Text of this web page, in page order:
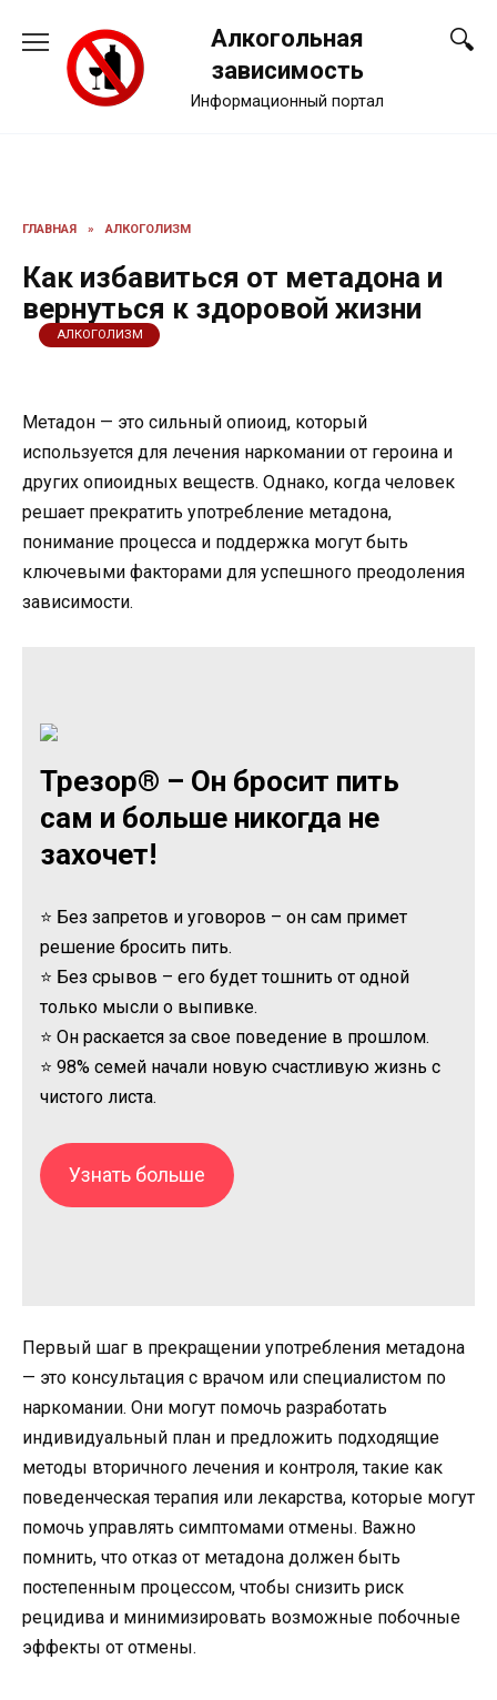
содержанию
Алкогольная
зависимость
Информационный портал
ГЛАВНАЯ » АЛКОГОЛИЗМ
Как избавиться от метадона и
вернуться к здоровой жизни
АЛКОГОЛИЗМ
Метадон — это сильный опиоид, который
используется для лечения наркомании от героина и
других опиоидных веществ. Однако, когда человек
решает прекратить употребление метадона,
понимание процесса и поддержка могут быть
ключевыми факторами для успешного преодоления
зависимости.
Трезор® – Он бросит пить
сам и больше никогда не
захочет!
⭐ Без запретов и уговоров – он сам примет
решение бросить пить.
⭐ Без срывов – его будет тошнить от одной
только мысли о выпивке.
⭐ Он раскается за свое поведение в прошлом.
⭐ 98% семей начали новую счастливую жизнь с
чистого листа.
Узнать больше
Первый шаг в прекращении употребления метадона
— это консультация с врачом или специалистом по
наркомании. Они могут помочь разработать
индивидуальный план и предложить подходящие
методы вторичного лечения и контроля, такие как
поведенческая терапия или лекарства, которые могут
помочь управлять симптомами отмены. Важно
помнить, что отказ от метадона должен быть
постепенным процессом, чтобы снизить риск
рецидива и минимизировать возможные побочные
эффекты от отмены.